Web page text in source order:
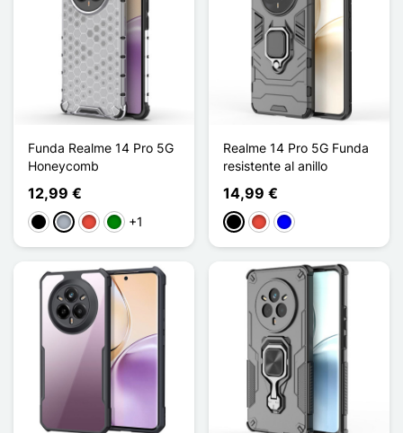
Funda Realme 14 Pro 5G
Honeycomb
12,99 €
Negro
Gris RojoVerde
+1
Realme 14 Pro 5G Funda
resistente al anillo
14,99 €
NegroRojoAzul